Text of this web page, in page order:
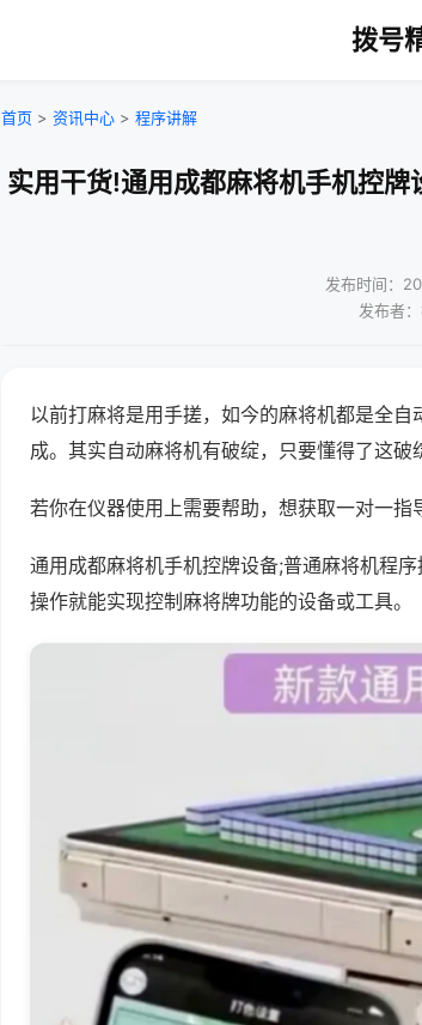
拨号
首页 > 资讯中心 > 程序讲解
实用干货!通用成都麻将机手机控
发布时间：
发布者
以前打麻将是用手搓，如今的麻将机都是全
成。其实自动麻将机有破绽，只要懂得了这破
若你在仪器使用上需要帮助，想获取一对一指
通用成都麻将机手机控牌设备;普通麻将机程
操作就能实现控制麻将牌功能的设备或工具。